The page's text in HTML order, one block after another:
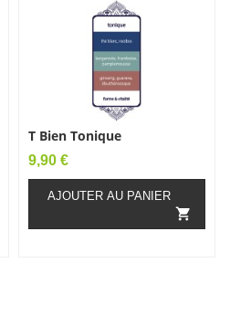
T Bien Tonique
Prix
9,90 €
AJOUTER AU PANIER
